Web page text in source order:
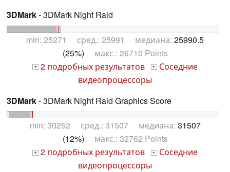
3DMark- 3DMark Night Raid
min: 25271 сред.: 25991 медиана: 25990.5
(25%) макс.: 26710 Points
+ 2 подробных результатов + Соседние
видеопроцессоры
3DMark- 3DMark Night Raid Graphics Score
min: 30252 сред.: 31507 медиана: 31507
(12%) макс.: 32762 Points
+ 2 подробных результатов + Соседние
видеопроцессоры